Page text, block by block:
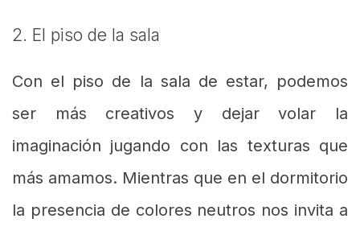
2. El piso de la sala
Con el piso de la sala de estar, podemos
ser más creativos y dejar volar la
imaginación jugando con las texturas que
más amamos. Mientras que en el dormitorio
la presencia de colores neutros nos invita a